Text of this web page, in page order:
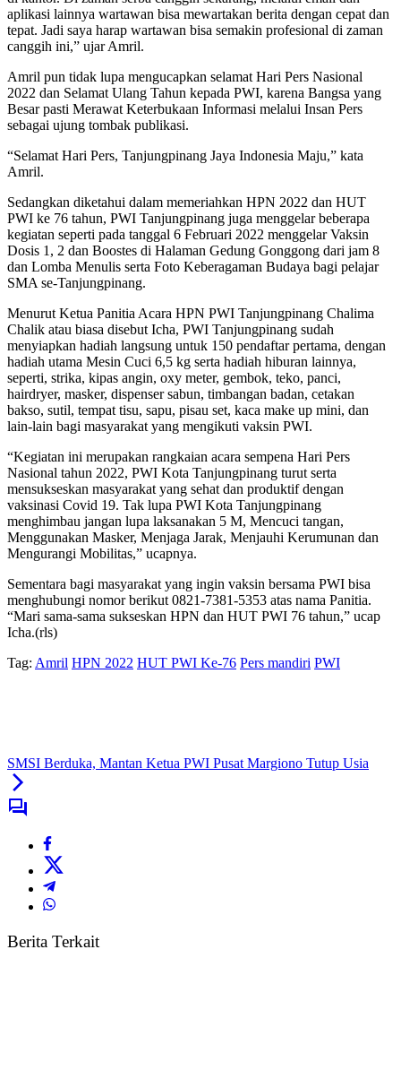
aplikasi lainnya wartawan bisa mewartakan berita dengan cepat dan
tepat. Jadi saya harap wartawan bisa semakin profesional di zaman
canggih ini,” ujar Amril.
Amril pun tidak lupa mengucapkan selamat Hari Pers Nasional
2022 dan Selamat Ulang Tahun kepada PWI, karena Bangsa yang
Besar pasti Merawat Keterbukaan Informasi melalui Insan Pers
sebagai ujung tombak publikasi.
“Selamat Hari Pers, Tanjungpinang Jaya Indonesia Maju,” kata
Amril.
Sedangkan diketahui dalam memeriahkan HPN 2022 dan HUT
PWI ke 76 tahun, PWI Tanjungpinang juga menggelar beberapa
kegiatan seperti pada tanggal 6 Februari 2022 menggelar Vaksin
Dosis 1, 2 dan Boostes di Halaman Gedung Gonggong dari jam 8
dan Lomba Menulis serta Foto Keberagaman Budaya bagi pelajar
SMA se-Tanjungpinang.
Menurut Ketua Panitia Acara HPN PWI Tanjungpinang Chalima
Chalik atau biasa disebut Icha, PWI Tanjungpinang sudah
menyiapkan hadiah langsung untuk 150 pendaftar pertama, dengan
hadiah utama Mesin Cuci 6,5 kg serta hadiah hiburan lainnya,
seperti, strika, kipas angin, oxy meter, gembok, teko, panci,
hairdryer, masker, dispenser sabun, timbangan badan, cetakan
bakso, sutil, tempat tisu, sapu, pisau set, kaca make up mini, dan
lain-lain bagi masyarakat yang mengikuti vaksin PWI.
“Kegiatan ini merupakan rangkaian acara sempena Hari Pers
Nasional tahun 2022, PWI Kota Tanjungpinang turut serta
mensukseskan masyarakat yang sehat dan produktif dengan
vaksinasi Covid 19. Tak lupa PWI Kota Tanjungpinang
menghimbau jangan lupa laksanakan 5 M, Mencuci tangan,
Menggunakan Masker, Menjaga Jarak, Menjauhi Kerumunan dan
Mengurangi Mobilitas,” ucapnya.
Sementara bagi masyarakat yang ingin vaksin bersama PWI bisa
menghubungi nomor berikut 0821-7381-5353 atas nama Panitia.
“Mari sama-sama sukseskan HPN dan HUT PWI 76 tahun,” ucap
Icha.(rls)
Tag: Amril HPN 2022 HUT PWI Ke-76 Pers mandiri PWI
SMSI Berduka, Mantan Ketua PWI Pusat Margiono Tutup Usia
Berita Terkait